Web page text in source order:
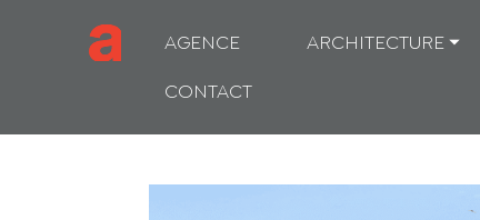
AGENCE ARCHITECTURE ⏷
CONTACT